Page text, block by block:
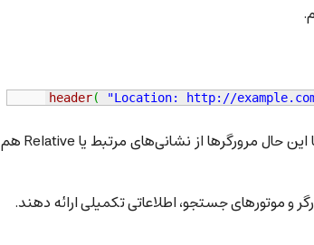
header( "Location: http://
هرچند مطابق استاندارد، تعیین مسیر کامل صفحه‌ی هدف الزامی است، با این حال مرورگرها از نشانی‌های مرتبط یا Relative هم
و موتورهای جستجو، اطلاعاتی تکمیلی ارائه دهند.